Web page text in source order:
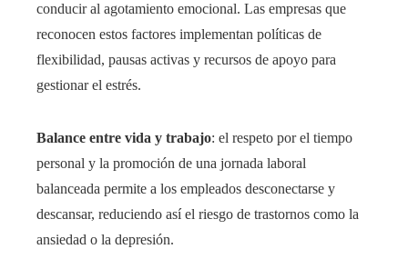
conducir al agotamiento emocional. Las empresas que
reconocen estos factores implementan políticas de
flexibilidad, pausas activas y recursos de apoyo para
gestionar el estrés.
Balance entre vida y trabajo: el respeto por el tiempo
personal y la promoción de una jornada laboral
balanceada permite a los empleados desconectarse y
descansar, reduciendo así el riesgo de trastornos como la
ansiedad o la depresión.